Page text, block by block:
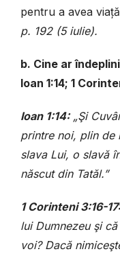
pentru a avea
p. 192 (5 iulie).
b. Cine ar
Ioan 1:14; 1
Ioan 1:14:„Şi
printre noi, plin de
slava Lui, o slavă
născut din Tatăl.”
1 Corinteni 3:16-17:
lui Dumnezeu şi
voi? Dacă